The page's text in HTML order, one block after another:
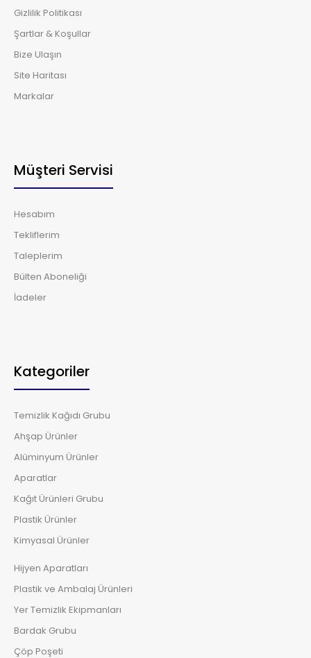
Gizlilik Politikası
Şartlar & Koşullar
Bize Ulaşın
Site Haritası
Markalar
Müşteri Servisi
Hesabım
Tekliflerim
Taleplerim
Bülten Aboneliği
İadeler
Kategoriler
Temizlik Kağıdı Grubu
Ahşap Ürünler
Alüminyum Ürünler
Aparatlar
Kağıt Ürünleri Grubu
Plastik Ürünler
Kimyasal Ürünler
Hijyen Aparatları
Plastik ve Ambalaj Ürünleri
Yer Temizlik Ekipmanları
Bardak Grubu
Çöp Poşeti